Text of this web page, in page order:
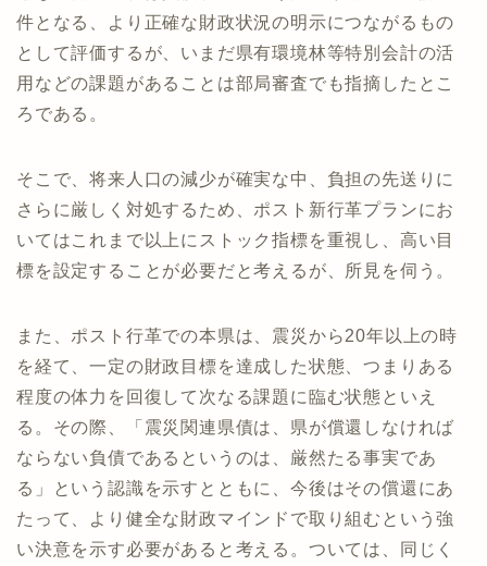
件となる、より正確な財政状況の明示につながるもの
として評価するが、いまだ県有環境林等特別会計の活
用などの課題があることは部局審査でも指摘したとこ
ろである。
そこで、将来人口の減少が確実な中、負担の先送りに
さらに厳しく対処するため、ポスト新行革プランにお
いてはこれまで以上にストック指標を重視し、高い目
標を設定することが必要だと考えるが、所見を伺う。
また、ポスト行革での本県は、震災から20年以上の時
を経て、一定の財政目標を達成した状態、つまりある
程度の体力を回復して次なる課題に臨む状態といえ
る。その際、「震災関連県債は、県が償還しなければ
ならない負債であるというのは、厳然たる事実であ
る」という認識を示すとともに、今後はその償還にあ
たって、より健全な財政マインドで取り組むという強
い決意を示す必要があると考える。ついては、同じく